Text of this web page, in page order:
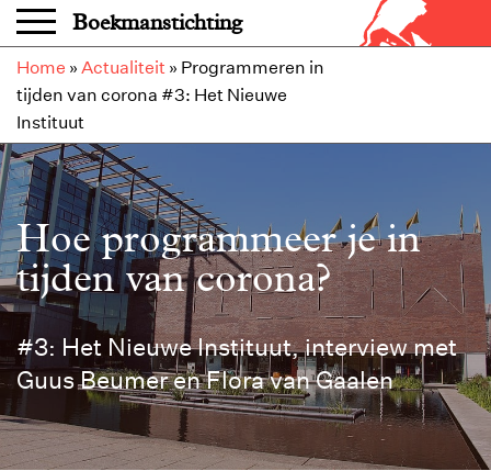
Overslaan en naar de inhoud gaan
Boekmanstichting
Home » Actualiteit » Programmeren in
tijden van corona #3: Het Nieuwe
Instituut
Hoe programmeer je in
tijden van corona?
#3: Het Nieuwe Instituut, interview met
Guus Beumer en Flora van Gaalen